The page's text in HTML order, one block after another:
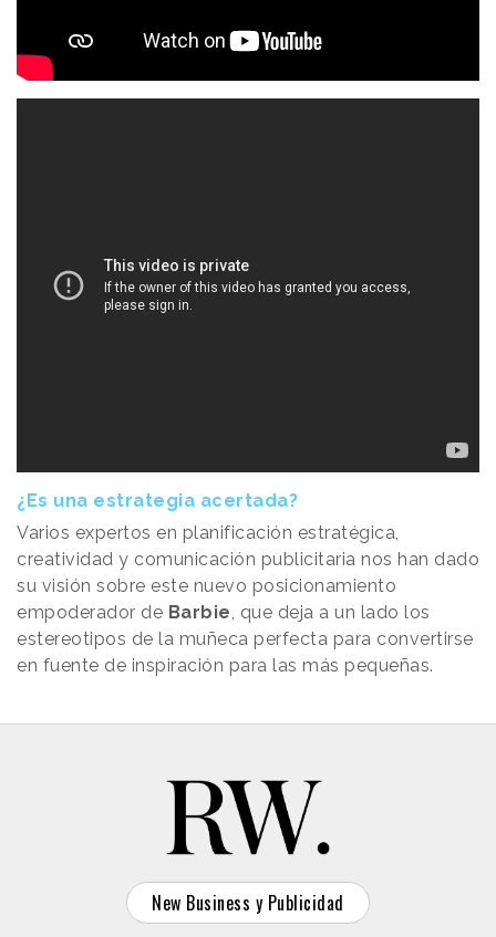
¿Es una estrategia acertada?
Varios expertos en planificación estratégica,
creatividad y comunicación publicitaria nos han dado
su visión sobre este nuevo posicionamiento
empoderador de Barbie , que deja a un lado los
estereotipos de la muñeca perfecta para convertirse
en fuente de inspiración para las más pequeñas.
New Business y Publicidad